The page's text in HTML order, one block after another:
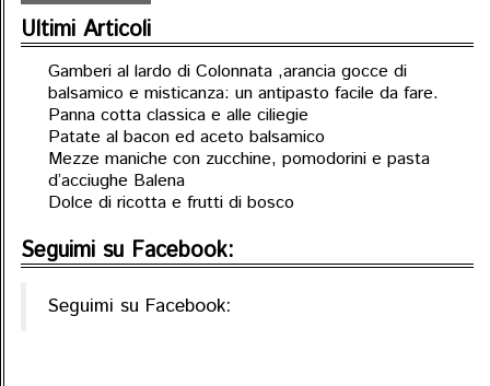
Ultimi Articoli
Gamberi al lardo di Colonnata ,arancia gocce di
balsamico e misticanza: un antipasto facile da fare.
Panna cotta classica e alle ciliegie
Patate al bacon ed aceto balsamico
Mezze maniche con zucchine, pomodorini e pasta
d’acciughe Balena
Dolce di ricotta e frutti di bosco
Seguimi su Facebook:
Seguimi su Facebook: